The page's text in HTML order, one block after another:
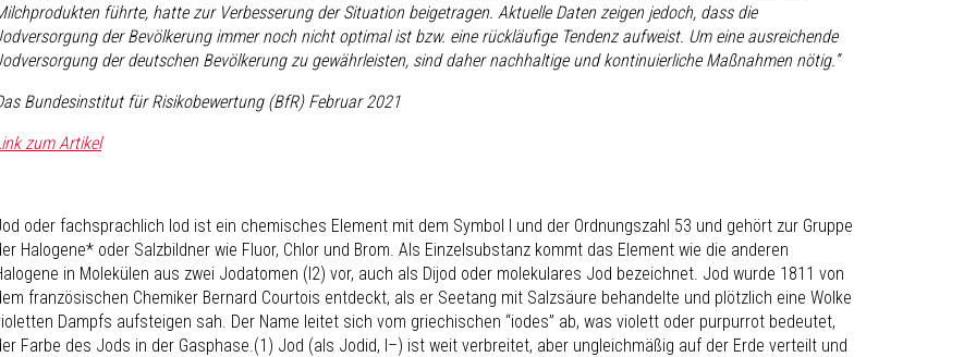
führte, hatte zur Verbesserung der Situation beigetragen. Aktuelle Daten zeigen jedoch, dass die
der Bevölkerung immer noch nicht optimal ist bzw. eine rückläufige Tendenz aufweist. Um eine ausreichende
der deutschen Bevölkerung zu gewährleisten, sind daher nachhaltige und kontinuierliche Maßnahmen nötig.”
Bundesinstitut für Risikobewertung (BfR) Februar 2021
zum Artikel
oder fachsprachlich Iod ist ein chemisches Element mit dem Symbol I und der Ordnungszahl 53 und gehört zur Gruppe
Halogene* oder Salzbildner wie Fluor, Chlor und Brom. Als Einzelsubstanz kommt das Element wie die anderen
in Molekülen aus zwei Jodatomen (I2) vor, auch als Dijod oder molekulares Jod bezeichnet. Jod wurde 1811 von
französischen Chemiker Bernard Courtois entdeckt, als er Seetang mit Salzsäure behandelte und plötzlich eine Wolke
Dampfs aufsteigen sah. Der Name leitet sich vom griechischen “iodes” ab, was violett oder purpurrot bedeutet,
Farbe des Jods in der Gasphase.(1) Jod (als Jodid, I–) ist weit verbreitet, aber ungleichmäßig auf der Erde verteilt und